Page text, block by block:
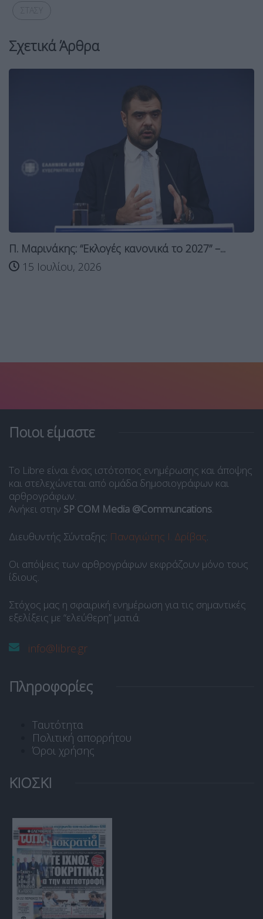
Σχετικά Άρθρα
Π. Μαρινάκης: “Εκλογές κανονικά το 2027” –...
15 Ιουλίου, 2026
Ποιοι είμαστε
Το Libre είναι ένας ιστότοπος ενημέρωσης και άποψης
και στελεχώνεται από ομάδα δημοσιογράφων και
αρθρογράφων.
Ανήκει στην SP COM Media @Communcations.
Διευθυντής Σύνταξης: Παναγιώτης Ι. Δρίβας.
Οι απόψεις των αρθρογράφων εκφράζουν μόνο τους
ίδιους.
Στόχος μας η σφαιρική ενημέρωση για τις σημαντικές
εξελίξεις με “ελεύθερη” ματιά.
info@libre.gr
Πληροφορίες
Ταυτότητα
Πολιτική απορρήτου
Όροι χρήσης
ΚΙΟΣΚΙ